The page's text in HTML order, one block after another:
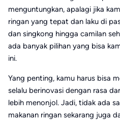
menguntungkan, apalagi jika
ringan yang tepat dan laku di
dan singkong hingga camilan
ada banyak pilihan yang bisa
ini.
Yang penting, kamu harus bisa
selalu berinovasi dengan rasa
lebih menonjol. Jadi, tidak ada
makanan ringan sekarang juga